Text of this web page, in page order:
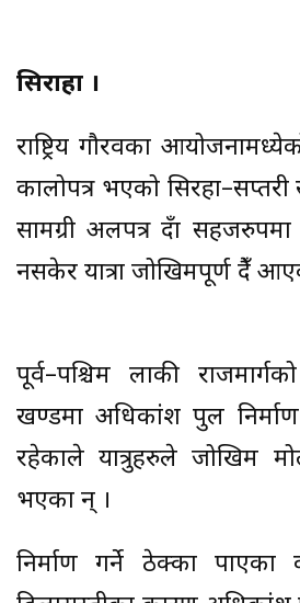
सिराहा ।
राष्ट्रिय गौरवका
कालोपत्र भएको
सामग्री अलपत्र हुँदा
नसकेर यात्रा जोखिमपूर्ण हुँदै
पूर्व–पश्चिम हुलाकी
खण्डमा अधिकांश पुल
रहेकाले यात्रुहरुले जोखिम
भएका हुन् ।
निर्माण गर्ने ठेक्का पाएका